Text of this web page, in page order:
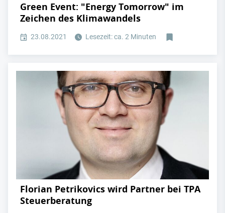
Green Event: "Energy Tomorrow" im
Zeichen des Klimawandels
23.08.2021 Lesezeit: ca. 2 Minuten
Florian Petrikovics wird Partner bei TPA
Steuerberatung